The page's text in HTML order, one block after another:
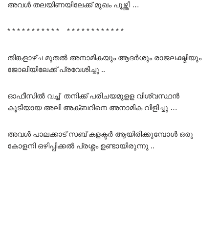
അവൾ തലയിണയിലേക്ക് മുഖം പൂഴ്ത്തി …
* * * * * * * * * * * * * * * * * * * * * * *
തിങ്കളാഴ്ച മുതൽ അനാമികയും ആദർശും രാജലക്ഷ്മിയും
ജോലിയിലേക്ക് പ്രവേശിച്ചു ..
ഓഫീസിൽ വച്ച് തനിക്ക് പരിചയമുളള വിശ്വസ്ഥൻ
കൂടിയായ അലി അക്ബറിനെ അനാമിക വിളിച്ചു …
അവൾ പാലക്കാട് സബ് കളക്ടർ ആയിരിക്കുമ്പോൾ ഒരു
കോളനി ഒഴിപ്പിക്കൽ പ്രശ്നം ഉണ്ടായിരുന്നു ..